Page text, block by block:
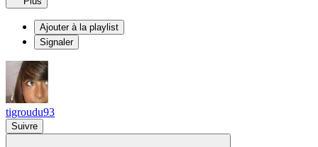
Ajouter à la playlist
Signaler
tigroudu93
Suivre